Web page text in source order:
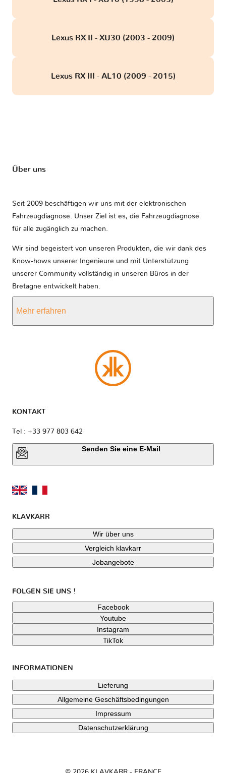
Lexus RX II - XU30 (2003 - 2009)
Lexus RX III - AL10 (2009 - 2015)
Über uns
Seit 2009 beschäftigen wir uns mit der elektronischen
Fahrzeugdiagnose. Unser Ziel ist es, die Fahrzeugdiagnose
für alle zugänglich zu machen.
Wir sind begeistert von unseren Produkten, die wir dank des
Know-hows unserer Ingenieure und mit Unterstützung
unserer Community vollständig in unseren Büros in der
Bretagne entwickelt haben.
Mehr erfahren
KONTAKT
Tel : +33 977 803 642
Senden Sie eine E-Mail
KLAVKARR
Wir über uns
Vergleich klavkarr
Jobangebote
FOLGEN SIE UNS !
Facebook
Youtube
Instagram
TikTok
INFORMATIONEN
Lieferung
Allgemeine Geschäftsbedingungen
Impressum
Datenschutzerklärung